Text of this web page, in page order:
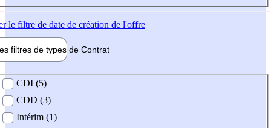
le filtre de date de création de l'offre
filtres de types de Contrat
contrat
CDI (5)
CDD (3)
Intérim (1)